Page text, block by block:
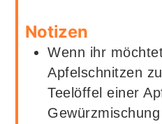
Notizen
Wenn ihr
Apfelschnitzen
Teelöffel einer